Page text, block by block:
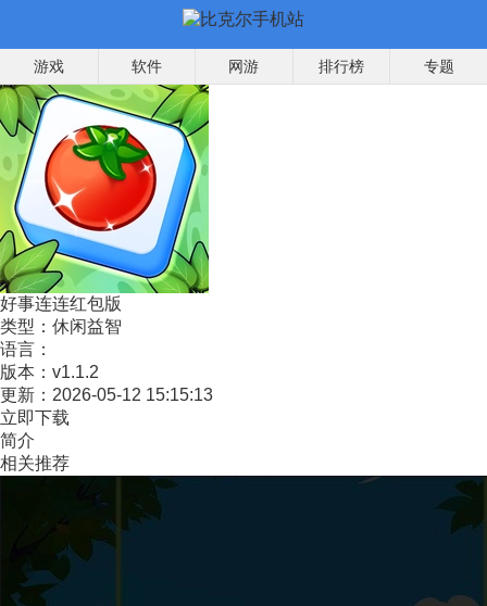
游戏 软件 网游 排行榜 专题
好事连连红包版
类型： 休闲益智
语言：
版本： v1.1.2
更新： 2026-05-12 15:15:13
立即下载
简介
相关推荐